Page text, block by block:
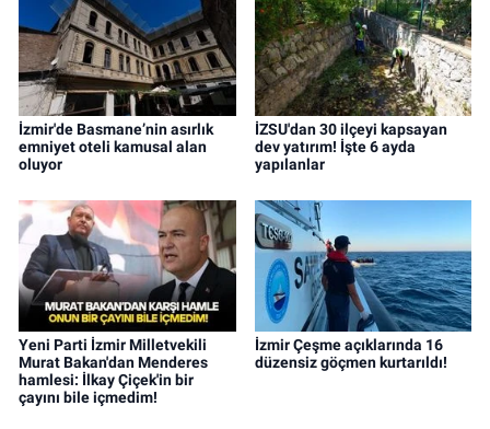
İzmir'de Basmane’nin asırlık
emniyet oteli kamusal alan
oluyor
İZSU'dan 30 ilçeyi kapsayan
dev yatırım! İşte 6 ayda
yapılanlar
Yeni Parti İzmir Milletvekili
Murat Bakan'dan Menderes
hamlesi: İlkay Çiçek'in bir
çayını bile içmedim!
İzmir Çeşme açıklarında 16
düzensiz göçmen kurtarıldı!